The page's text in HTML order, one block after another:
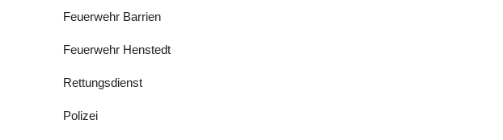
Feuerwehr Barrien
Feuerwehr Henstedt
Rettungsdienst
Polizei